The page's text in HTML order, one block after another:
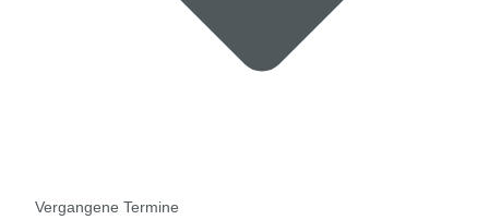
Vergangene Termine